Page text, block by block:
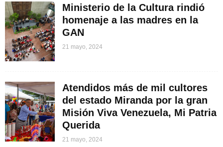
Ministerio de la Cultura rindió
homenaje a las madres en la
GAN
21 mayo, 2024
Atendidos más de mil cultores
del estado Miranda por la gran
Misión Viva Venezuela, Mi Patria
Querida
21 mayo, 2024